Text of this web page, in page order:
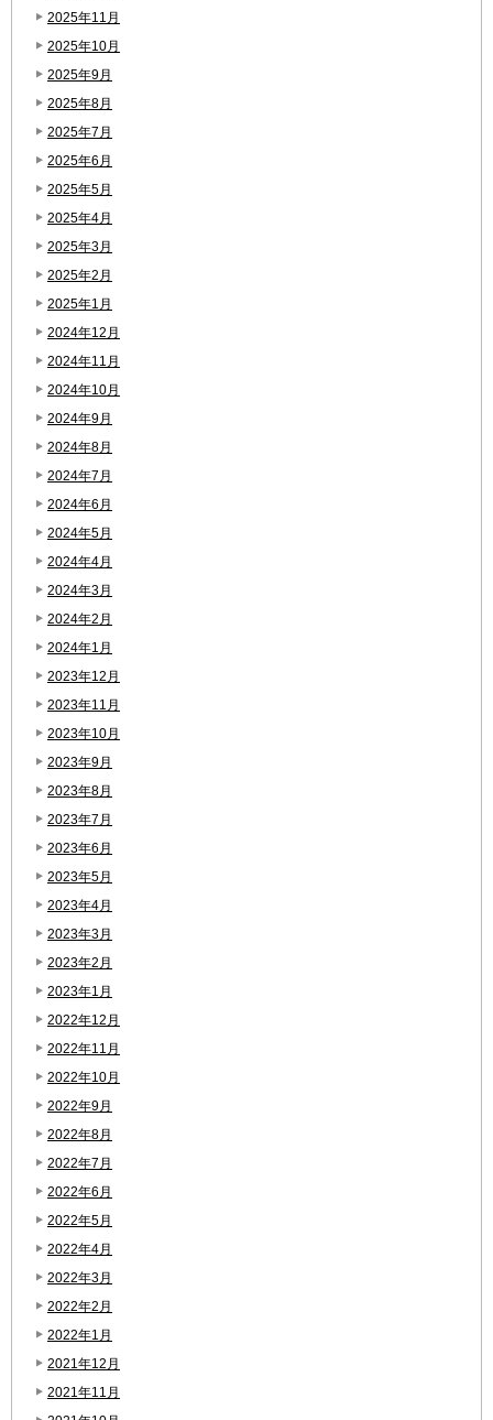
2025年11月
2025年10月
2025年9月
2025年8月
2025年7月
2025年6月
2025年5月
2025年4月
2025年3月
2025年2月
2025年1月
2024年12月
2024年11月
2024年10月
2024年9月
2024年8月
2024年7月
2024年6月
2024年5月
2024年4月
2024年3月
2024年2月
2024年1月
2023年12月
2023年11月
2023年10月
2023年9月
2023年8月
2023年7月
2023年6月
2023年5月
2023年4月
2023年3月
2023年2月
2023年1月
2022年12月
2022年11月
2022年10月
2022年9月
2022年8月
2022年7月
2022年6月
2022年5月
2022年4月
2022年3月
2022年2月
2022年1月
2021年12月
2021年11月